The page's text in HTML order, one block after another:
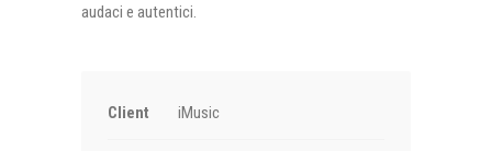
audaci e autentici.
Client iMusic